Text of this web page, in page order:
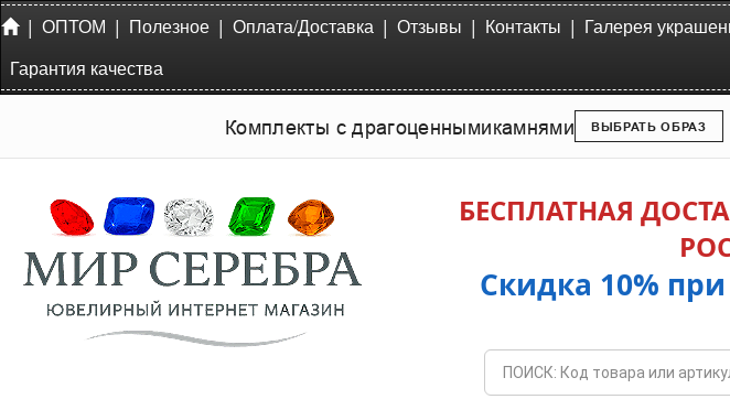
| ОПТОМ | Полезное | Оплата/Доставка | Отзывы | Контакты | Галерея
Гарантия качества
Комплекты с драгоценнымикамнями ВЫБРАТЬ ОБРАЗ
БЕСПЛАТНАЯ
Скидка 10% при